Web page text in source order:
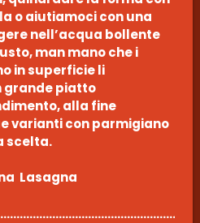
o aiutiamoci con una
nell’acqua bollente
man mano che i
in superficie li
grande piatto
alla fine
varianti con parmigiano
scelta.
Lasagna